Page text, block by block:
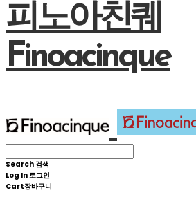
피노아친퀘
Finoacinque
Search검색
Log In로그인
Cart장바구니